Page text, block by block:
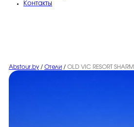
Контакты
Abstour.by / Отели / OLD VIC RESORT SHARM